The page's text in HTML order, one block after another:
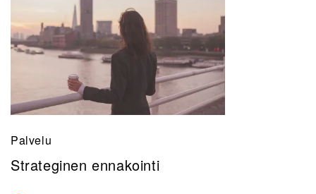
Palvelu
Strateginen ennakointi